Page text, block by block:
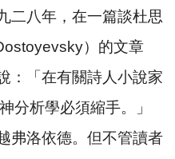
二八年，在一篇談杜思
）的文章
：「在有關詩人小說家
分析學必須縮手。」
弗洛依德。但不管讀者